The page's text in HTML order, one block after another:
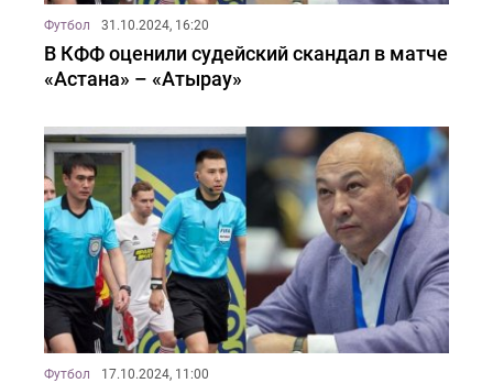
Футбол 31.10.2024, 16:20
В КФФ оценили судейский скандал в матче
«Астана» – «Атырау»
Футбол 17.10.2024, 11:00